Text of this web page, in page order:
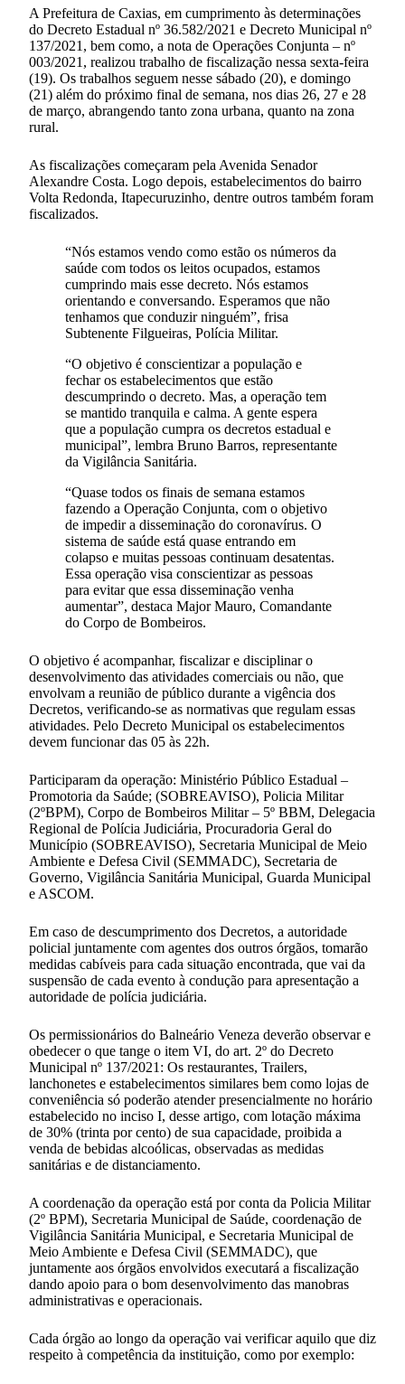
A Prefeitura de Caxias, em cumprimento às determinações
do Decreto Estadual nº 36.582/2021 e Decreto Municipal nº
137/2021, bem como, a nota de Operações Conjunta – nº
003/2021, realizou trabalho de fiscalização nessa sexta-feira
(19). Os trabalhos seguem nesse sábado (20), e domingo
(21) além do próximo final de semana, nos dias 26, 27 e 28
de março, abrangendo tanto zona urbana, quanto na zona
rural.
As fiscalizações começaram pela Avenida Senador
Alexandre Costa. Logo depois, estabelecimentos do bairro
Volta Redonda, Itapecuruzinho, dentre outros também foram
fiscalizados.
“Nós estamos vendo como estão os números da
saúde com todos os leitos ocupados, estamos
cumprindo mais esse decreto. Nós estamos
orientando e conversando. Esperamos que não
tenhamos que conduzir ninguém”, frisa
Subtenente Filgueiras, Polícia Militar.
“O objetivo é conscientizar a população e
fechar os estabelecimentos que estão
descumprindo o decreto. Mas, a operação tem
se mantido tranquila e calma. A gente espera
que a população cumpra os decretos estadual e
municipal”, lembra Bruno Barros, representante
da Vigilância Sanitária.
“Quase todos os finais de semana estamos
fazendo a Operação Conjunta, com o objetivo
de impedir a disseminação do coronavírus. O
sistema de saúde está quase entrando em
colapso e muitas pessoas continuam desatentas.
Essa operação visa conscientizar as pessoas
para evitar que essa disseminação venha
aumentar”, destaca Major Mauro, Comandante
do Corpo de Bombeiros.
O objetivo é acompanhar, fiscalizar e disciplinar o
desenvolvimento das atividades comerciais ou não, que
envolvam a reunião de público durante a vigência dos
Decretos, verificando-se as normativas que regulam essas
atividades. Pelo Decreto Municipal os estabelecimentos
devem funcionar das 05 às 22h.
Participaram da operação: Ministério Público Estadual –
Promotoria da Saúde; (SOBREAVISO), Policia Militar
(2ºBPM), Corpo de Bombeiros Militar – 5º BBM, Delegacia
Regional de Polícia Judiciária, Procuradoria Geral do
Município (SOBREAVISO), Secretaria Municipal de Meio
Ambiente e Defesa Civil (SEMMADC), Secretaria de
Governo, Vigilância Sanitária Municipal, Guarda Municipal
e ASCOM.
Em caso de descumprimento dos Decretos, a autoridade
policial juntamente com agentes dos outros órgãos, tomarão
medidas cabíveis para cada situação encontrada, que vai da
suspensão de cada evento à condução para apresentação a
autoridade de polícia judiciária.
Os permissionários do Balneário Veneza deverão observar e
obedecer o que tange o item VI, do art. 2º do Decreto
Municipal nº 137/2021: Os restaurantes, Trailers,
lanchonetes e estabelecimentos similares bem como lojas de
conveniência só poderão atender presencialmente no horário
estabelecido no inciso I, desse artigo, com lotação máxima
de 30% (trinta por cento) de sua capacidade, proibida a
venda de bebidas alcoólicas, observadas as medidas
sanitárias e de distanciamento.
A coordenação da operação está por conta da Policia Militar
(2º BPM), Secretaria Municipal de Saúde, coordenação de
Vigilância Sanitária Municipal, e Secretaria Municipal de
Meio Ambiente e Defesa Civil (SEMMADC), que
juntamente aos órgãos envolvidos executará a fiscalização
dando apoio para o bom desenvolvimento das manobras
administrativas e operacionais.
Cada órgão ao longo da operação vai verificar aquilo que diz
respeito à competência da instituição, como por exemplo: